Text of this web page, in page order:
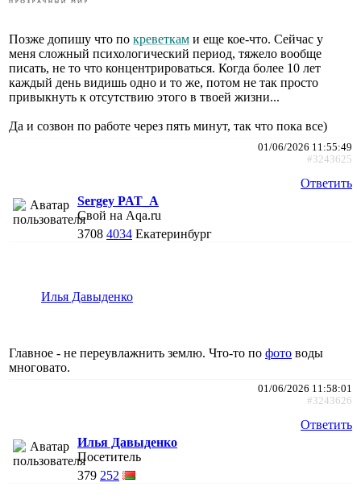
Позже допишу что по креветкам и еще кое-что. Сейчас у
меня сложный психологический период, тяжело вообще
писать, не то что концентрироваться. Когда более 10 лет
каждый день видишь одно и то же, потом не так просто
привыкнуть к отсутствию этого в твоей жизни...
Да и созвон по работе через пять минут, так что пока все)
01/06/2026 11:55:49
#3243625
Ответить
Sergey PAT_A
Свой на Aqa.ru
3708 4034 Екатеринбург
Илья Давыденко
Главное - не переувлажнить землю. Что-то по фото воды
многовато.
01/06/2026 11:58:01
#3243626
Ответить
Илья Давыденко
Посетитель
379 252